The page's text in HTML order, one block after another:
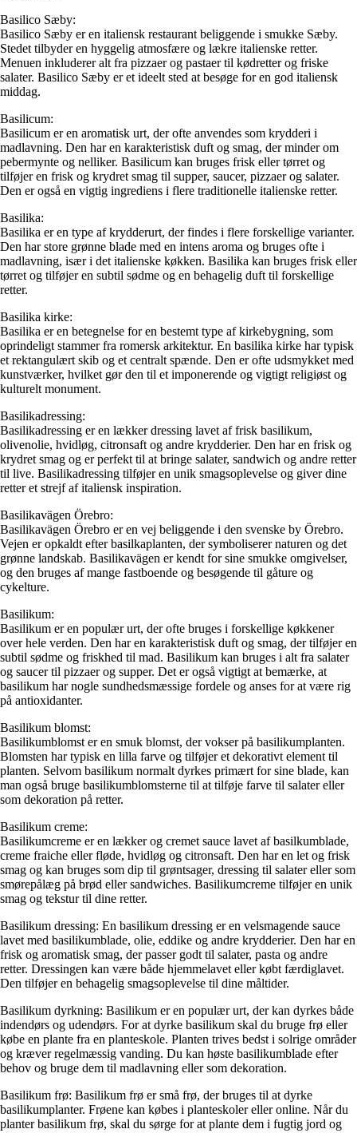
Basilico Sæby:
Basilico Sæby er en italiensk restaurant beliggende i smukke Sæby.
Stedet tilbyder en hyggelig atmosfære og lækre italienske retter.
Menuen inkluderer alt fra pizzaer og pastaer til kødretter og friske
salater. Basilico Sæby er et ideelt sted at besøge for en god italiensk
middag.
Basilicum:
Basilicum er en aromatisk urt, der ofte anvendes som krydderi i
madlavning. Den har en karakteristisk duft og smag, der minder om
pebermynte og nelliker. Basilicum kan bruges frisk eller tørret og
tilføjer en frisk og krydret smag til supper, saucer, pizzaer og salater.
Den er også en vigtig ingrediens i flere traditionelle italienske retter.
Basilika:
Basilika er en type af krydderurt, der findes i flere forskellige varianter.
Den har store grønne blade med en intens aroma og bruges ofte i
madlavning, især i det italienske køkken. Basilika kan bruges frisk eller
tørret og tilføjer en subtil sødme og en behagelig duft til forskellige
retter.
Basilika kirke:
Basilika er en betegnelse for en bestemt type af kirkebygning, som
oprindeligt stammer fra romersk arkitektur. En basilika kirke har typisk
et rektangulært skib og et centralt spænde. Den er ofte udsmykket med
kunstværker, hvilket gør den til et imponerende og vigtigt religiøst og
kulturelt monument.
Basilikadressing:
Basilikadressing er en lækker dressing lavet af frisk basilikum,
olivenolie, hvidløg, citronsaft og andre krydderier. Den har en frisk og
krydret smag og er perfekt til at bringe salater, sandwich og andre retter
til live. Basilikadressing tilføjer en unik smagsoplevelse og giver dine
retter et strejf af italiensk inspiration.
Basilikavägen Örebro:
Basilikavägen Örebro er en vej beliggende i den svenske by Örebro.
Vejen er opkaldt efter basilkaplanten, der symboliserer naturen og det
grønne landskab. Basilikavägen er kendt for sine smukke omgivelser,
og den bruges af mange fastboende og besøgende til gåture og
cykelture.
Basilikum:
Basilikum er en populær urt, der ofte bruges i forskellige køkkener
over hele verden. Den har en karakteristisk duft og smag, der tilføjer en
subtil sødme og friskhed til mad. Basilikum kan bruges i alt fra salater
og saucer til pizzaer og supper. Det er også vigtigt at bemærke, at
basilikum har nogle sundhedsmæssige fordele og anses for at være rig
på antioxidanter.
Basilikum blomst:
Basilikumblomst er en smuk blomst, der vokser på basilikumplanten.
Blomsten har typisk en lilla farve og tilføjer et dekorativt element til
planten. Selvom basilikum normalt dyrkes primært for sine blade, kan
man også bruge basilikumblomsterne til at tilføje farve til salater eller
som dekoration på retter.
Basilikum creme:
Basilikumcreme er en lækker og cremet sauce lavet af basilkumblade,
creme fraiche eller fløde, hvidløg og citronsaft. Den har en let og frisk
smag og kan bruges som dip til grøntsager, dressing til salater eller som
smørepålæg på brød eller sandwiches. Basilikumcreme tilføjer en unik
smag og tekstur til dine retter.
Basilikum dressing: En basilikum dressing er en velsmagende sauce
lavet med basilikumblade, olie, eddike og andre krydderier. Den har en
frisk og aromatisk smag, der passer godt til salater, pasta og andre
retter. Dressingen kan være både hjemmelavet eller købt færdiglavet.
Den tilføjer en behagelig smagsoplevelse til dine måltider.
Basilikum dyrkning: Basilikum er en populær urt, der kan dyrkes både
indendørs og udendørs. For at dyrke basilikum skal du bruge frø eller
købe en plante fra en planteskole. Planten trives bedst i solrige områder
og kræver regelmæssig vanding. Du kan høste basilikumblade efter
behov og bruge dem til madlavning eller som dekoration.
Basilikum frø: Basilikum frø er små frø, der bruges til at dyrke
basilikumplanter. Frøene kan købes i planteskoler eller online. Når du
planter basilikum frø, skal du sørge for at plante dem i fugtig jord og